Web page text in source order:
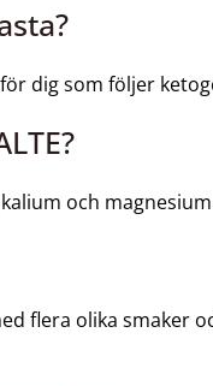
dig som följer
och
flera olika smaker